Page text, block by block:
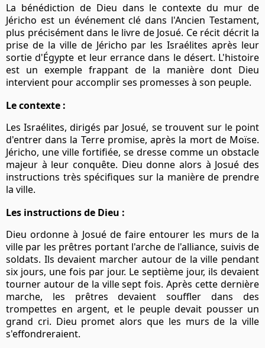
La bénédiction de Dieu dans le contexte du mur de
Jéricho est un événement clé dans l'Ancien Testament,
plus précisément dans le livre de Josué. Ce récit décrit la
prise de la ville de Jéricho par les Israélites après leur
sortie d'Égypte et leur errance dans le désert. L'histoire
est un exemple frappant de la manière dont Dieu
intervient pour accomplir ses promesses à son peuple.
Le contexte :
Les Israélites, dirigés par Josué, se trouvent sur le point
d'entrer dans la Terre promise, après la mort de Moïse.
Jéricho, une ville fortifiée, se dresse comme un obstacle
majeur à leur conquête. Dieu donne alors à Josué des
instructions très spécifiques sur la manière de prendre
la ville.
Les instructions de Dieu :
Dieu ordonne à Josué de faire entourer les murs de la
ville par les prêtres portant l'arche de l'alliance, suivis de
soldats. Ils devaient marcher autour de la ville pendant
six jours, une fois par jour. Le septième jour, ils devaient
tourner autour de la ville sept fois. Après cette dernière
marche, les prêtres devaient souffler dans des
trompettes en argent, et le peuple devait pousser un
grand cri. Dieu promet alors que les murs de la ville
s'effondreraient.